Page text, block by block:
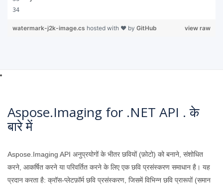
view raw
watermark-j2k-image.cs hosted with ❤ by GitHub
Aspose.Imaging for .NET API . के
बारे में
Aspose.Imaging API अनुप्रयोगों के भीतर छवियों (फ़ोटो) को बनाने, संशोधित
करने, आकर्षित करने या परिवर्तित करने के लिए एक छवि प्रसंस्करण समाधान है। यह
प्रदान करता है: क्रॉस-प्लेटफ़ॉर्म छवि प्रसंस्करण, जिसमें विभिन्न छवि प्रारूपों (समान